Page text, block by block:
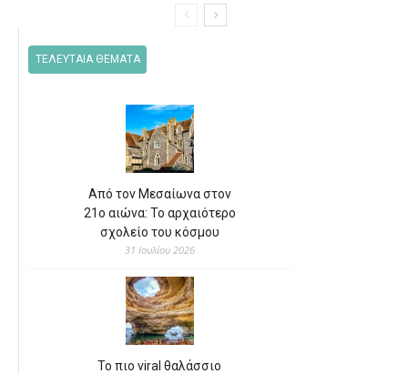
ΤΕΛΕΥΤΑΙΑ ΘΕΜΑΤΑ
Από τον Μεσαίωνα στον
21ο αιώνα: Το αρχαιότερο
σχολείο του κόσμου
31 Ιουλίου 2026
Το πιο viral θαλάσσιο